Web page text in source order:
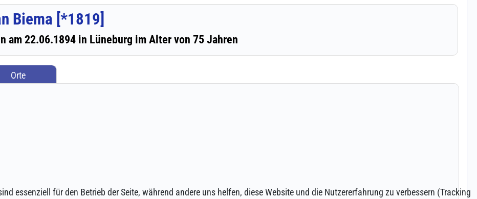
essenziell für den Betrieb der Seite, während andere uns helfen, diese Website und die Nutzererfahrung zu verbessern (Tracking